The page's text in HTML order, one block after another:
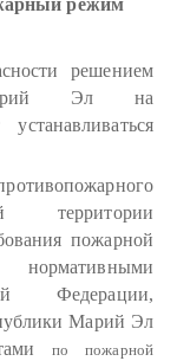
решением
Марий Эл на
территории
пожарной
нормативными
Федерации,
Марий Эл
по пожарной